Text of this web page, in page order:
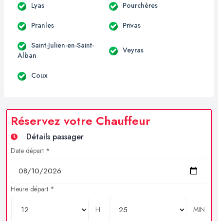
Lyas Pourchères
Pranles Privas
Saint-Julien-en-Saint-
Alban
Veyras
Coux
Réservez votre Chauffeur
Détails passager
Date départ *
Heure départ *
H
MIN